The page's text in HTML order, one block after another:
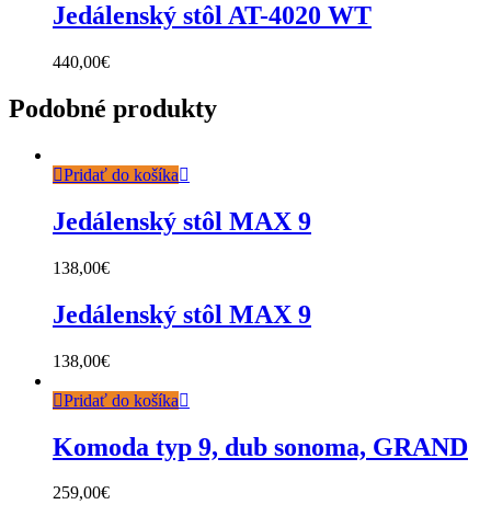
Jedálenský stôl AT-4020 WT
440,00€
Podobné produkty
Pridať do košíka
Jedálenský stôl MAX 9
138,00€
Jedálenský stôl MAX 9
138,00€
Pridať do košíka
Komoda typ 9, dub sonoma, GRAND
259,00€